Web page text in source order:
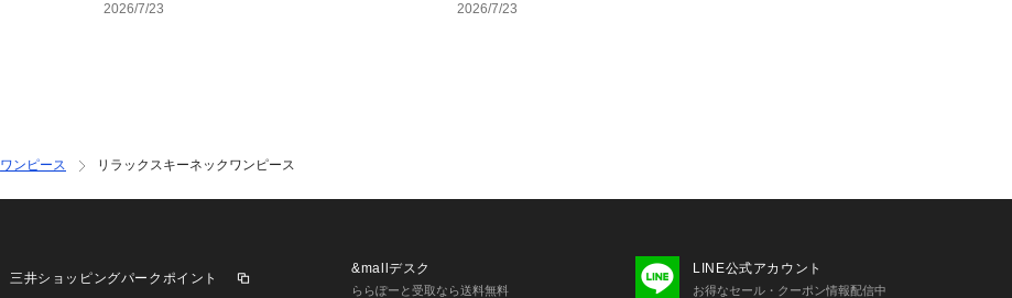
2026/7/23
2026/7/23
ワンピース リラックスキーネックワンピース
三井ショッピングパークポイント
&mallデスク
ららぽーと受取なら送料無料
LINE公式アカウント
お得なセール・クーポン情報配信中